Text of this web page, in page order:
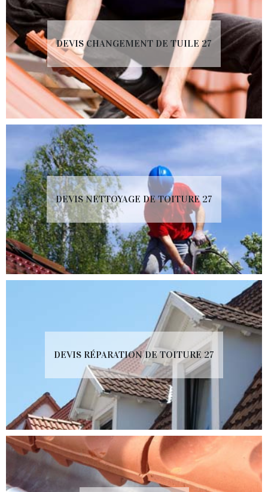
DEVIS CHANGEMENT DE TUILE 27
DEVIS NETTOYAGE DE TOITURE 27
DEVIS RÉPARATION DE TOITURE 27